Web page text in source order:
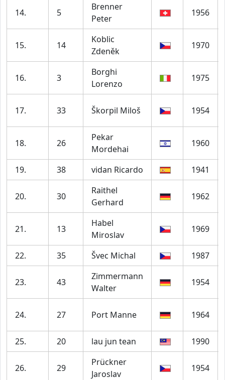
14. 5
Brenner
Peter
1956
15. 14
Koblic
Zdeněk
1970
16. 3
Borghi
Lorenzo
1975
17. 33 Škorpil Miloš 1954
18. 26
Pekar
Mordehai
1960
19. 38 vidan Ricardo 1941
20. 30
Raithel
Gerhard
1962
21. 13
Habel
Miroslav
1969
22. 35 Švec Michal 1987
23. 43
Zimmermann
Walter
1954
24. 27 Port Manne 1964
25. 20 lau jun tean 1990
26. 29
Prückner
Jaroslav
1954